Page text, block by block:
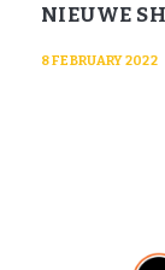
NIEUWE
8 FEBRUARY 2022